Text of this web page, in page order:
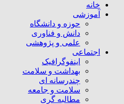
خانه
آموزشی
حوزه و دانشگاه
دانش و فناوری
علمی و پژوهشی
اجتماعی
اینفوگرافیک
بهداشت و سلامت
چندرسانه ای
سلامت و جامعه
مطالبه گری